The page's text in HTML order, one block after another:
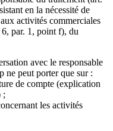
en la nécessité de
activités commerciales
par. 1, point f), du
avec le responsable
ne peut porter que sur :
de compte (explication
;
les activités